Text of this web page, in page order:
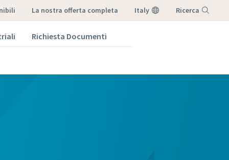
la nostra offerta completa Italy Ricerca
Richiesta Documenti